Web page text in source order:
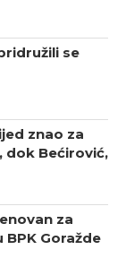
se
znao za
dok Bećirović,
za
BPK Goražde